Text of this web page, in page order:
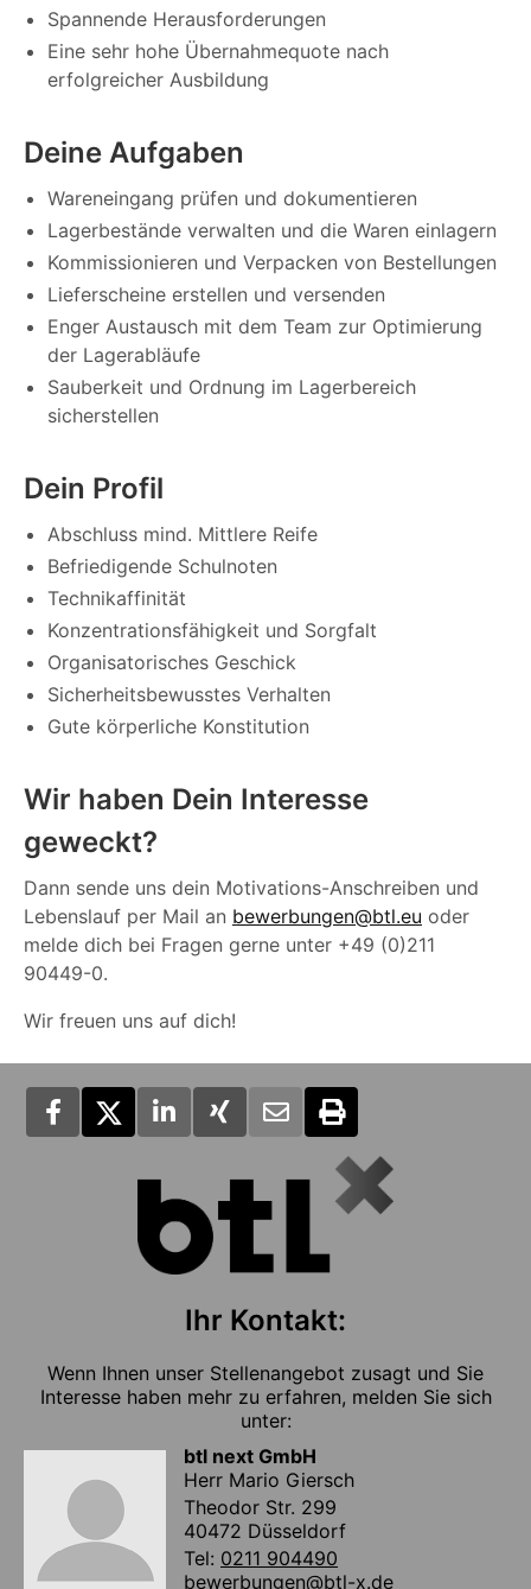
Spannende Herausforderungen
Eine sehr hohe Übernahmequote nach
erfolgreicher Ausbildung
Deine Aufgaben
Wareneingang prüfen und dokumentieren
Lagerbestände verwalten und die Waren einlagern
Kommissionieren und Verpacken von Bestellungen
Lieferscheine erstellen und versenden
Enger Austausch mit dem Team zur Optimierung
der Lagerabläufe
Sauberkeit und Ordnung im Lagerbereich
sicherstellen
Dein Profil
Abschluss mind. Mittlere Reife
Befriedigende Schulnoten
Technikaffinität
Konzentrationsfähigkeit und Sorgfalt
Organisatorisches Geschick
Sicherheitsbewusstes Verhalten
Gute körperliche Konstitution
Wir haben Dein Interesse
geweckt?
Dann sende uns dein Motivations-Anschreiben und
Lebenslauf per Mail an bewerbungen@btl.eu oder
melde dich bei Fragen gerne unter +49 (0)211
90449-0.
Wir freuen uns auf dich!
Ihr Kontakt:
Wenn Ihnen unser Stellenangebot zusagt und Sie
Interesse haben mehr zu erfahren, melden Sie sich
unter:
btl next GmbH
Herr Mario Giersch
Theodor Str. 299
40472 Düsseldorf
Tel: 0211 904490
bewerbungen@btl-x.de